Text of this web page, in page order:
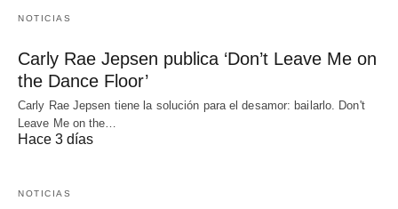
NOTICIAS
Carly Rae Jepsen publica ‘Don’t Leave Me on
the Dance Floor’
Carly Rae Jepsen tiene la solución para el desamor: bailarlo. Don't
Leave Me on the…
Hace 3 días
NOTICIAS